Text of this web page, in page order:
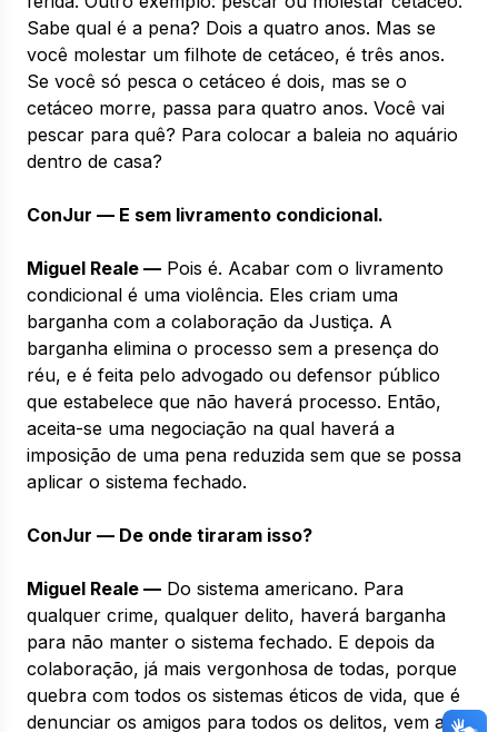
Sabe qual é a pena? Dois a quatro anos. Mas se
você molestar um filhote de cetáceo, é três anos.
Se você só pesca o cetáceo é dois, mas se o
cetáceo morre, passa para quatro anos. Você vai
pescar para quê? Para colocar a baleia no aquário
dentro de casa?
ConJur — E sem livramento condicional.
Miguel Reale — Pois é. Acabar com o livramento
condicional é uma violência. Eles criam uma
barganha com a colaboração da Justiça. A
barganha elimina o processo sem a presença do
réu, e é feita pelo advogado ou defensor público
que estabelece que não haverá processo. Então,
aceita-se uma negociação na qual haverá a
imposição de uma pena reduzida sem que se possa
aplicar o sistema fechado.
ConJur — De onde tiraram isso?
Miguel Reale — Do sistema americano. Para
qualquer crime, qualquer delito, haverá barganha
para não manter o sistema fechado. E depois da
colaboração, já mais vergonhosa de todas, porque
quebra com todos os sistemas éticos de vida, que é
denunciar os amigos para todos os delitos, vem a